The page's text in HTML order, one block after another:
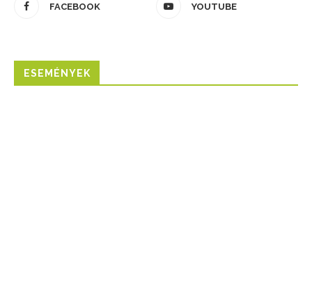
FACEBOOK YOUTUBE
ESEMÉNYEK